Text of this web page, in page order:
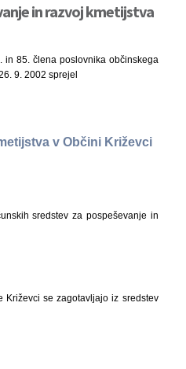
in razvoj kmetijstva
in 85. člena poslovnika občinskega
9. 2002 sprejel
v Občini Križevci
sredstev za pospeševanje in
Križevci se zagotavljajo iz sredstev